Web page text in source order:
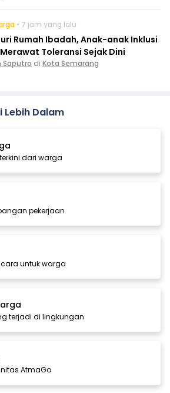
• 7 jam yang lalu
Rumah Ibadah, Anak-anak Inklusi
Toleransi Sejak Dini
Saputro di Kota Semarang
Dalam
dari warga
pekerjaan
untuk warga
terjadi di lingkungan
AtmaGo